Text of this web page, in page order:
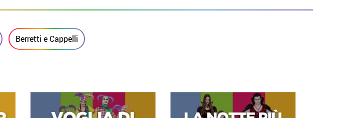
Berretti e Cappelli